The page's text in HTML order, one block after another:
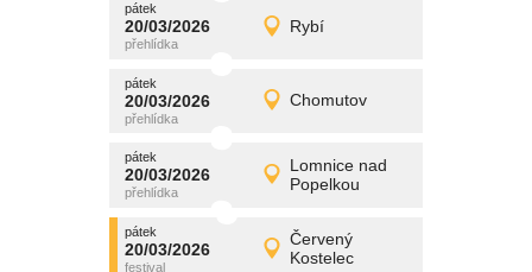
pátek
20/03/2026 Rybí
pátek
20/03/2026 Detail
promítání
pátek
20/03/2026 Chomutov
pátek
20/03/2026 Detail
promítání
pátek
20/03/2026
Lomnice nad
Popelkou
pátek
20/03/2026 Detail
promítání
pátek
20/03/2026
Červený
Kostelec
pátek
20/03/2026 Detail
promítání